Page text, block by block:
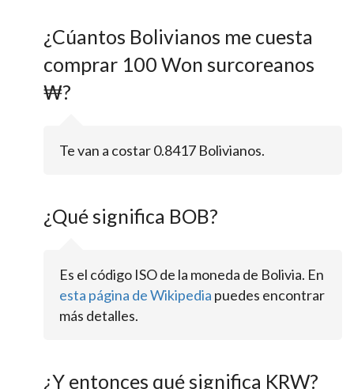
¿Cúantos Bolivianos me cuesta
comprar 100 Won surcoreanos
₩?
Te van a costar 0.8417 Bolivianos.
¿Qué significa BOB?
Es el código ISO de la moneda de Bolivia. En
esta página de Wikipedia puedes encontrar
más detalles.
¿Y entonces qué significa KRW?